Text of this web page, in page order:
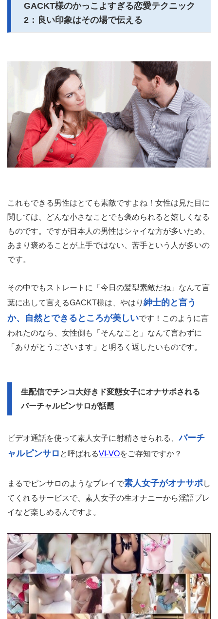
GACKT様のかっこよすぎる恋愛テクニック
2：良い印象はその場で伝える
これもできる男性はとても素敵ですよね！女性は見た目に
関しては、どんな小さなことでも褒められると嬉しくなる
ものです。ですが日本人の男性はシャイな方が多いため、
あまり褒めることが上手ではない、苦手という人が多いの
です。
その中でもストレートに「今日の髪型素敵だね」なんて言
葉に出して言えるGACKT様は、やはり 紳士的と言う
か、自然とできるところが美しいです！このように言
われたのなら、女性側も「そんなこと」なんて言わずに
「ありがとうございます」と明るく返したいものです。
生配信でチンコ大好きド変態女子にオナサポされる
バーチャルピンサロが話題
ビデオ通話を使って素人女子に射精させられる、バーチ
ャルピンサロ と呼ばれるVI-VOをご存知ですか？
まるでピンサロのようなプレイで素人女子がオナサポし
てくれるサービスで、素人女子の生オナニーから淫語プレ
イなど楽しめるんですよ。